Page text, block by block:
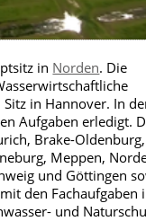
in Norden. Die
in Hannover. In
Aufgaben erledigt.
Brake-Oldenburg,
Meppen,
und Göttingen
den Fachaufgaben
und